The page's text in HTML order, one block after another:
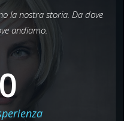
la nostra storia. Da dove
andiamo.